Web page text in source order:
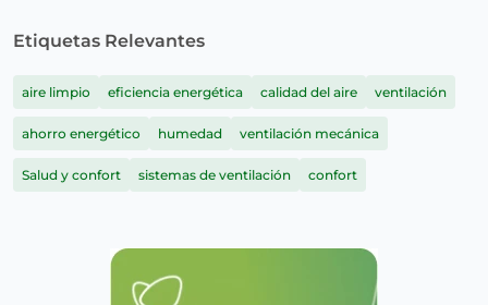
Etiquetas Relevantes
aire limpio eficiencia energética calidad del aire ventilación
ahorro energético humedad ventilación mecánica
Salud y confort sistemas de ventilación confort